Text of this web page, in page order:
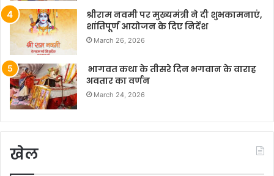
श्रीराम नवमी पर मुख्यमंत्री ने दी शुभकामनाएं,
शांतिपूर्ण आयोजन के दिए निर्देश
March 26, 2026
भागवत कथा के तीसरे दिन भगवान के वाराह
अवतार का वर्णन
March 24, 2026
खेल